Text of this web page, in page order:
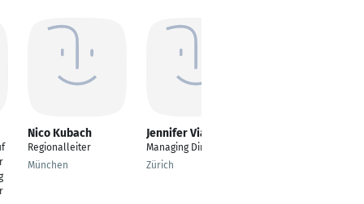
Nico Kubach
Regionalleiter
München
Jennifer Vianden
Managing Director
Zürich